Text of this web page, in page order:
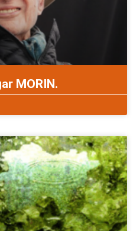
MORIN.